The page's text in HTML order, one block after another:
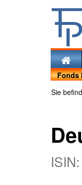
Fonds
Sie